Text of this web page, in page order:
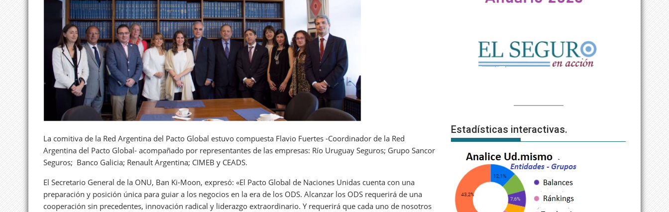
La comitiva de la Red Argentina del Pacto Global estuvo compuesta Flavio Fuertes -Coordinador de la Red
Argentina del Pacto Global- acompañado por representantes de las empresas: Río Uruguay Seguros; Grupo Sancor
Seguros; Banco Galicia; Renault Argentina; CIMEB y CEADS.
El Secretario General de la ONU, Ban Ki-Moon, expresó: «El Pacto Global de Naciones Unidas cuenta con una
preparación y posición única para guiar a los negocios en la era de los ODS. Alcanzar los ODS requerirá de una
cooperación sin precedentes, innovación radical y liderazgo extraordinario. Y requerirá que cada uno de nosotros
Estadísticas interactivas.